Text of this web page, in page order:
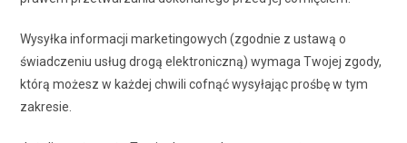
Wysyłka informacji marketingowych (zgodnie z ustawą o
świadczeniu usług drogą elektroniczną) wymaga Twojej zgody,
którą możesz w każdej chwili cofnąć wysyłając prośbę w tym
zakresie.